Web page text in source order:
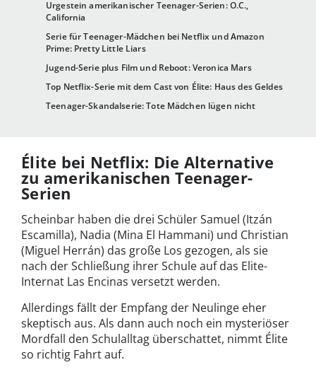
Urgestein amerikanischer Teenager-Serien: O.C.,
California
Serie für Teenager-Mädchen bei Netflix und Amazon
Prime: Pretty Little Liars
Jugend-Serie plus Film und Reboot: Veronica Mars
Top Netflix-Serie mit dem Cast von Élite: Haus des Geldes
Teenager-Skandalserie: Tote Mädchen lügen nicht
Élite bei Netflix: Die Alternative
zu amerikanischen Teenager-
Serien
Scheinbar haben die drei Schüler Samuel (Itzán
Escamilla), Nadia (Mina El Hammani) und Christian
(Miguel Herrán) das große Los gezogen, als sie
nach der Schließung ihrer Schule auf das Elite-
Internat Las Encinas versetzt werden.
Allerdings fällt der Empfang der Neulinge eher
skeptisch aus. Als dann auch noch ein mysteriöser
Mordfall den Schulalltag überschattet, nimmt Élite
so richtig Fahrt auf.